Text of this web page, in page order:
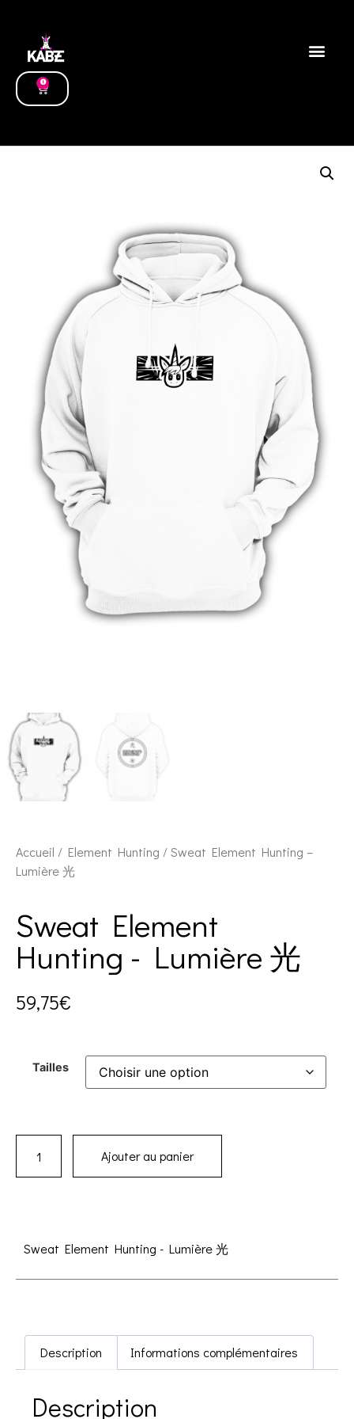
Accueil / Element Hunting / Sweat Element Hunting –
Lumière 光
Sweat Element
Hunting - Lumière 光
59,75€
Tailles
Ajouter au panier
Sweat Element Hunting - Lumière 光
Description Informations complémentaires
Description